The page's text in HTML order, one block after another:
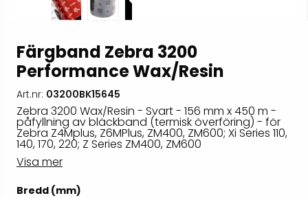
Färgband Zebra 3200
Performance Wax/Resin
Art.nr: 03200BK15645
Zebra 3200 Wax/Resin - Svart - 156 mm x 450 m -
påfyllning av bläckband (termisk överföring) - för
Zebra Z4Mplus, Z6MPlus, ZM400, ZM600; Xi Series 110,
140, 170, 220; Z Series ZM400, ZM600
Visa mer
Bredd (mm)